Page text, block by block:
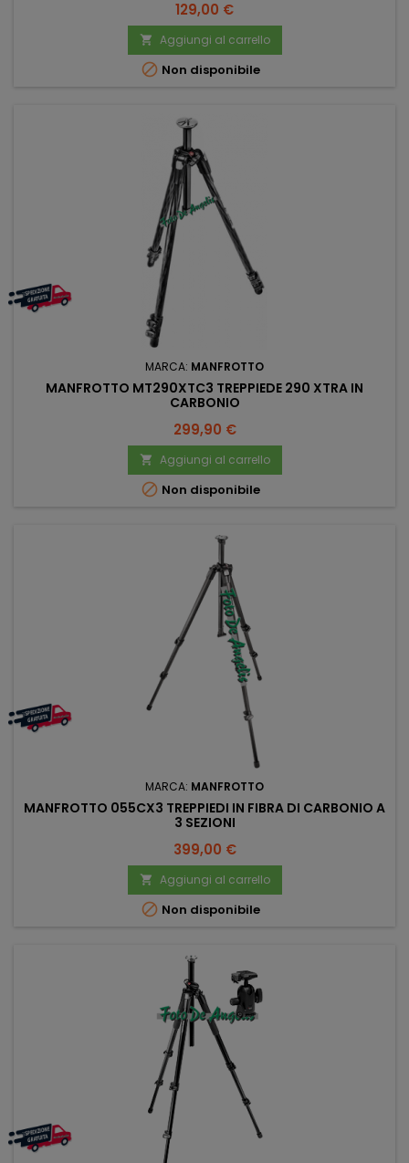
Prezzo
129,00 €
 Aggiungi al carrello
 Non disponibile
MARCA: MANFROTTO
MANFROTTO MT290XTC3 TREPPIEDE 290 XTRA IN
CARBONIO
Prezzo
299,90 €
 Aggiungi al carrello
 Non disponibile
MARCA: MANFROTTO
MANFROTTO 055CX3 TREPPIEDI IN FIBRA DI CARBONIO A
3 SEZIONI
Prezzo
399,00 €
 Aggiungi al carrello
 Non disponibile